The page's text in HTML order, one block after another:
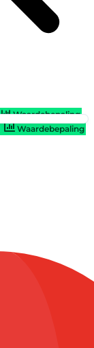
Waardebepaling
Waardebepaling